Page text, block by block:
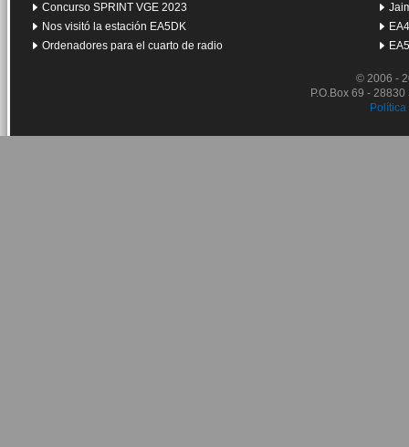
Concurso SPRINT VGE 2023
Nos visitó la estación EA5DK
Ordenadores para el cuarto de radio
© 2006 -
P.O.Box 69 -